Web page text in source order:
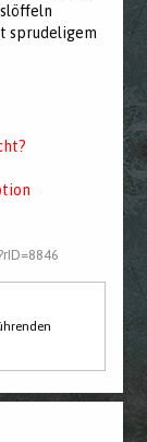
sprudeligem